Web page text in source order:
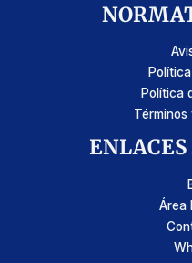
Política
Términos
Área